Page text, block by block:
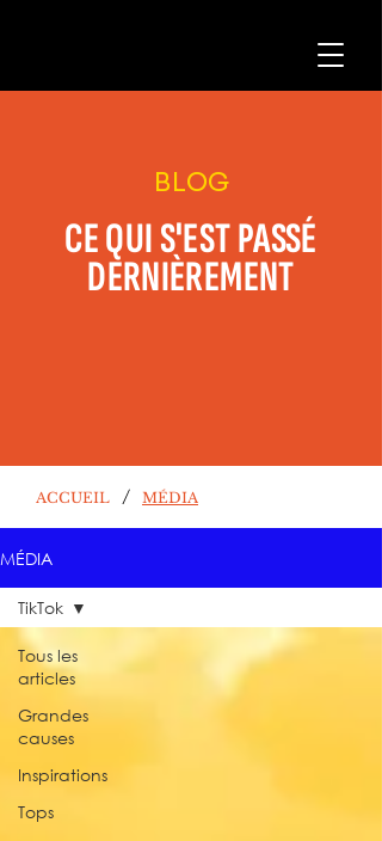
BLOG
CE QUI S'EST PASSÉ
DERNIÈREMENT
ACCUEIL / MÉDIA
MÉDIA
Tous les
articles
Grandes
causes
Inspirations
Tops
TikTok